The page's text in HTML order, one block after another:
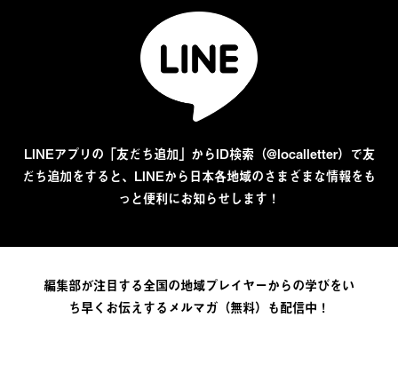
LINEアプリの「友だち追加」からID検索（@localletter）で友
だち追加をすると、LINEから日本各地域のさまざまな情報をも
っと便利にお知らせします！
編集部が注目する全国の地域プレイヤーからの学びをい
ち早くお伝えするメルマガ（無料）も配信中！